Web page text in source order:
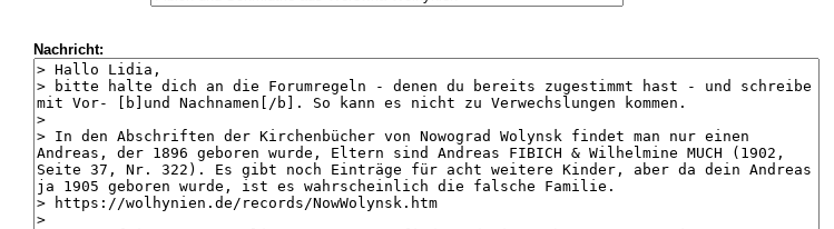
Nachricht: